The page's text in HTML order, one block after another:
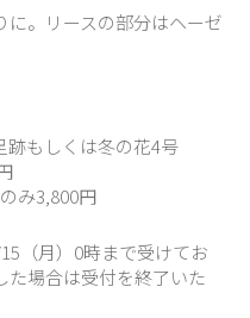
に。リースの部分はヘーゼ
跡もしくは冬の花4号
み3,800円
（月）0時まで受けてお
た場合は受付を終了いた